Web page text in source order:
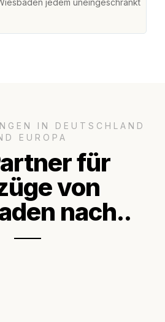
jedem uneingeschränkt
IN DEUTSCHLAND
EUROPA
für
von
nach..